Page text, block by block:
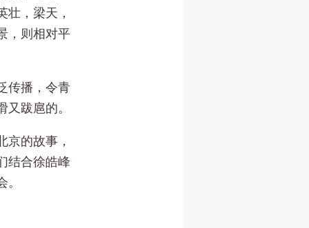
，梁天，
，则相对平
传播，令青
跋扈的。
的故事，
结合徐皓峰